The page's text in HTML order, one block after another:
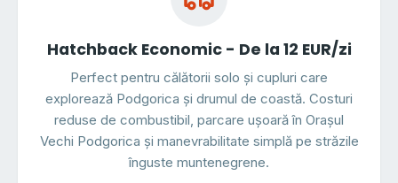
Hatchback Economic - De la 12 EUR/zi
Perfect pentru călătorii solo și cupluri care
explorează Podgorica și drumul de coastă. Costuri
reduse de combustibil, parcare ușoară în Orașul
Vechi Podgorica și manevrabilitate simplă pe străzile
înguste muntenegrene.